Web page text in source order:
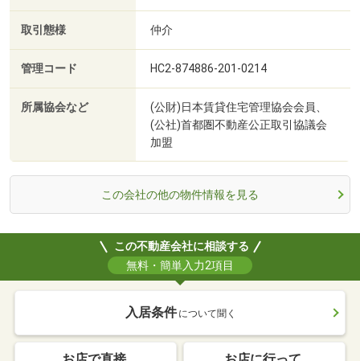
取引態様 仲介
管理コード HC2-874886-201-0214
所属協会など
(公財)日本賃貸住宅管理協会会員、
(公社)首都圏不動産公正取引協議会
加盟
この会社の他の物件情報を見る
この不動産会社に相談する
無料・簡単入力2項目
入居条件 について聞く